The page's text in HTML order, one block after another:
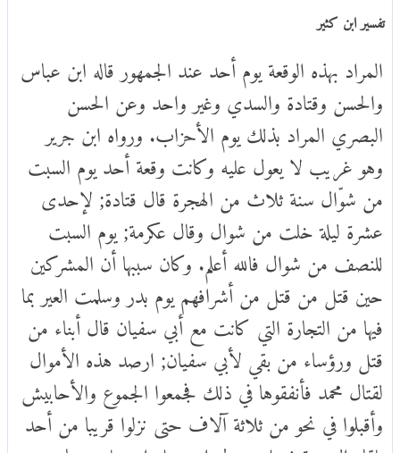
تفسير ابن كثير
المراد بهذه الوقعة يوم أحد عند الجمهور قاله ابن عباس
والحسن وقتادة والسدي وغير واحد وعن الحسن
البصري المراد بذلك يوم الأحزاب. ورواه ابن جرير
وهو غريب لا يعول عليه وكانت وقعة أحد يوم السبت
من شوّال سنة ثلاث من الهجرة قال قتادة; لإحدى
عشرة ليلة خلت من شوال وقال عكرمة; يوم السبت
للنصف من شوال فالله أعلم. وكان سببها أن المشركين
حين قتل من قتل من أشرافهم يوم بدر وسلمت العير بما
فيها من التجارة التي كانت مع أبي سفيان قال أبناء من
قتل ورؤساء من بقي لأبي سفيان; ارصد هذه الأموال
لقتال محمد فأنفقوها في ذلك فجمعوا الجموع والأحابيش
وأقبلوا في نحو من ثلاثة آلاف حتى نزلوا قريبا من أحد